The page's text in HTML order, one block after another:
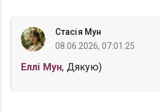
Стасія Мун
08.06.2026, 07:01:25
Еллі Мун, Дякую)